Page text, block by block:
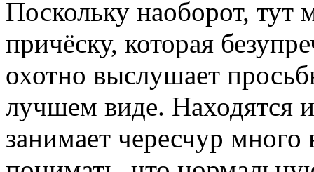
Поскольку наоборот, тут
причёску, которая
охотно выслушает
лучшем виде. Находятся
занимает чересчур